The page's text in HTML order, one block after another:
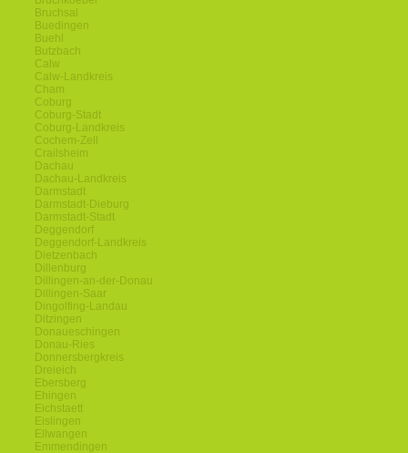
Bruchsal
Buedingen
Buehl
Butzbach
Calw
Calw-Landkreis
Cham
Coburg
Coburg-Stadt
Coburg-Landkreis
Cochem-Zell
Crailsheim
Dachau
Dachau-Landkreis
Darmstadt
Darmstadt-Dieburg
Darmstadt-Stadt
Deggendorf
Deggendorf-Landkreis
Dietzenbach
Dillenburg
Dillingen-an-der-Donau
Dillingen-Saar
Dingolfing-Landau
Ditzingen
Donaueschingen
Donau-Ries
Donnersbergkreis
Dreieich
Ebersberg
Ehingen
Eichstaett
Eislingen
Ellwangen
Emmendingen